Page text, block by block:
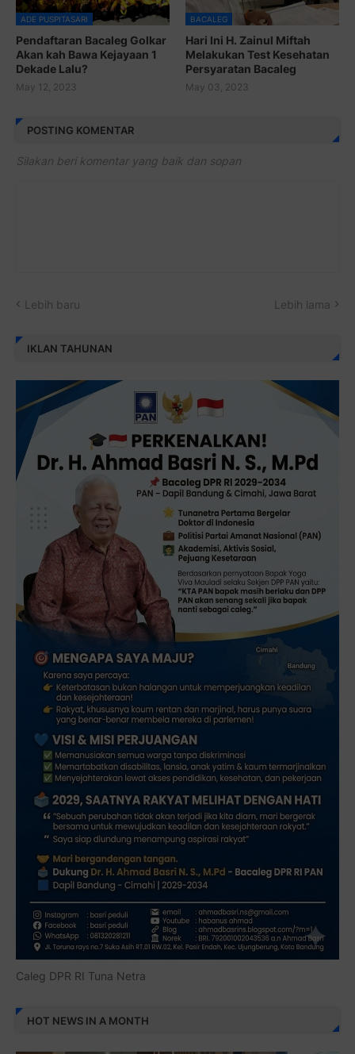
ADE PUSPITASARI
Pendaftaran Bacaleg Golkar
Akan kah Bawa Kejayaan 1
Dekade Lalu?
May 12, 2023
BACALEG
Hari Ini H. Zainul Miftah
Melakukan Test Kesehatan
Persyaratan Bacaleg
May 03, 2023
POSTING KOMENTAR
Silakan beri komentar yang baik dan sopan
Lebih baru Lebih lama
IKLAN TAHUNAN
Caleg DPR RI Tuna Netra
HOT NEWS IN A MONTH